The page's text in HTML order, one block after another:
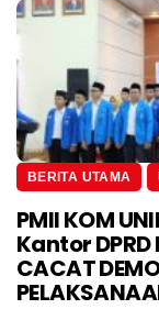
BERITA UTAMA
PMII KOM
Kantor
CACAT